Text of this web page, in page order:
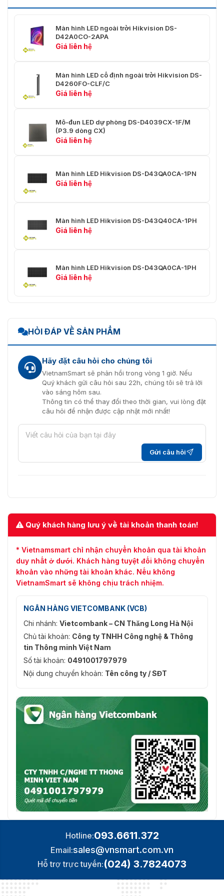
Nguồn điện 110~220VAC ± 15%
Tiêu thụ tối đa
Tiêu thụ trung bình ≤160 W/m² (6500nit)
Môi trường làm việc
℉)
Độ ẩm làm việc
Nhiệt độ lưu trữ
Tổng trọng lượng
× Sâu)
(S) mm
Tuổi thọ
Màn hình LED ngoài trời Hikvision DS-
D42A0CO-2APA
Giá liên hệ
Màn hình LED cố định ngoài trời Hikvision DS-
D4260FO-CLF/C
Giá liên hệ
Mô-đun LED dự phòng DS-D4039CX-1F/M
(P3.9 dòng CX)
Giá liên hệ
Màn hình LED Hikvision DS-D43QA0CA-1PN
Giá liên hệ
Màn hình LED Hikvision DS-D43Q40CA-1PH
Giá liên hệ
Màn hình LED Hikvision DS-D43QA0CA-1PH
Giá liên hệ
HỎI ĐÁP VỀ SẢN PHẨM
Hãy đặt câu hỏi cho chúng tôi
VietnamSmart sẽ phản hồi trong vòng 1 giờ. Nếu
Quý khách gửi câu hỏi sau 22h, chúng tôi sẽ trả lời
vào sáng hôm sau.
Thông tin có thể thay đổi theo thời gian, vui lòng đặt
câu hỏi để nhận được cập nhật mới nhất!
Gửi câu hỏi
Quý khách hàng lưu ý về tài khoản thanh toán!
* Vietnamsmart chỉ nhận chuyển khoản qua tài khoản
duy nhất ở dưới. Khách hàng tuyệt đối không chuyển
khoản vào những tài khoản khác. Nếu không
VietnamSmart sẽ không chịu trách nhiệm.
NGÂN HÀNG VIETCOMBANK (VCB)
Chi nhánh: Vietcombank – CN Thăng Long Hà Nội
Chủ tài khoản: Công ty TNHH Công nghệ & Thông
tin Thông minh Việt Nam
Số tài khoản: 0491001797979
Nội dung chuyển khoản: Tên công ty / SĐT
Hotline:093.6611.372
Email:sales@vnsmart.com.vn
Hỗ trợ trực tuyến:(024) 3.7824073